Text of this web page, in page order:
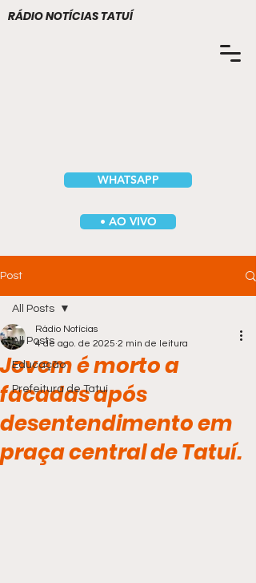
WHATSAPP
RÁDIO NOTÍCIAS TATUÍ
• AO VIVO
Post
All Posts
Educação
Prefeitura de Tatuí
All Posts
Jovem é morto a
facadas após
desentendimento em
praça central de Tatuí.
Rádio Notícias
4 de ago. de 2025 2 min de leitura